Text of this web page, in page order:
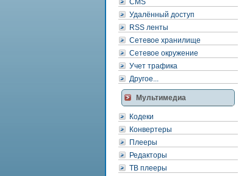
CMS
Удалённый доступ
RSS ленты
Сетевое хранилище
Сетевое окружение
Учет трафика
Другое...
Мультимедиа
Кодеки
Конвертеры
Плееры
Редакторы
ТВ плееры